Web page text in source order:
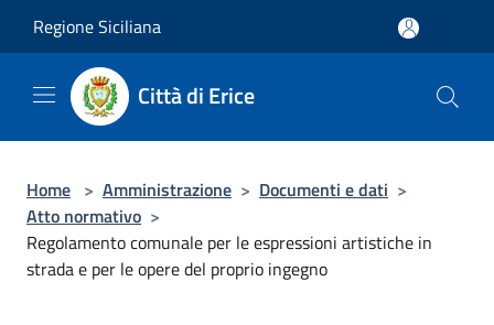
Regione Siciliana
Città di Erice
Home > Amministrazione > Documenti e dati >
Atto normativo >
Regolamento comunale per le espressioni artistiche in
strada e per le opere del proprio ingegno